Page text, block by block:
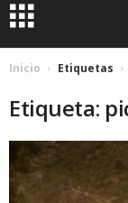
Inicio Etiquetas
Etiqueta: